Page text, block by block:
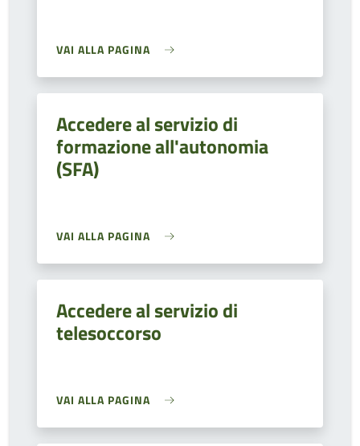
VAI ALLA PAGINA
Accedere al servizio di
formazione all'autonomia
(SFA)
VAI ALLA PAGINA
Accedere al servizio di
telesoccorso
VAI ALLA PAGINA